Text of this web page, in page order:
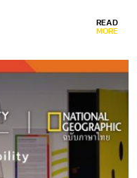
READ
MORE